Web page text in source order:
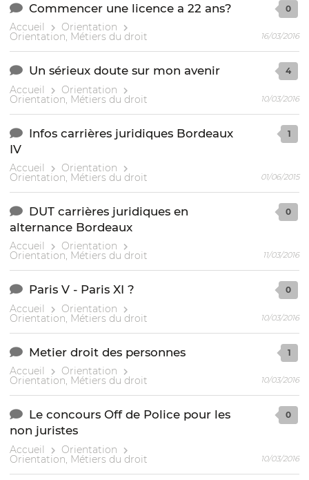
Commencer une licence a 22 ans?
Accueil Orientation
Orientation, Métiers du droit
0
16/03/2016
Un sérieux doute sur mon avenir
Accueil Orientation
Orientation, Métiers du droit
4
10/03/2016
Infos carrières juridiques Bordeaux
IV
Accueil Orientation
Orientation, Métiers du droit
1
01/06/2015
DUT carrières juridiques en
alternance Bordeaux
Accueil Orientation
Orientation, Métiers du droit
0
11/03/2016
Paris V - Paris XI ?
Accueil Orientation
Orientation, Métiers du droit
0
10/03/2016
Metier droit des personnes
Accueil Orientation
Orientation, Métiers du droit
1
10/03/2016
Le concours Off de Police pour les
non juristes
Accueil Orientation
Orientation, Métiers du droit
0
10/03/2016